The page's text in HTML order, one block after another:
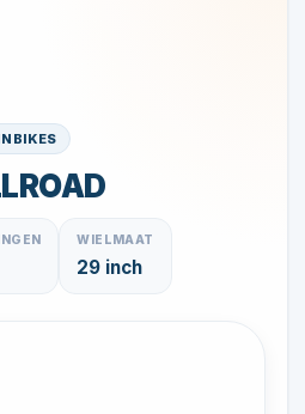
WIELMAAT
29 inch